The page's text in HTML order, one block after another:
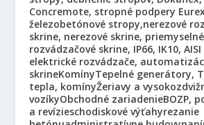
Concremote, stropné podpery
železobetónové stropy,nerezové
skrine, nerezové skrine,
rozvádzačové skrine, IP66, IK10, AISI
elektrické rozvádzače,
skrineKomínyTepelné generátory,
tepla, komínyŽeriavy a
vozíkyObchodné zariadenieBOZP,
a revízieschodiskové výťahyrezanie